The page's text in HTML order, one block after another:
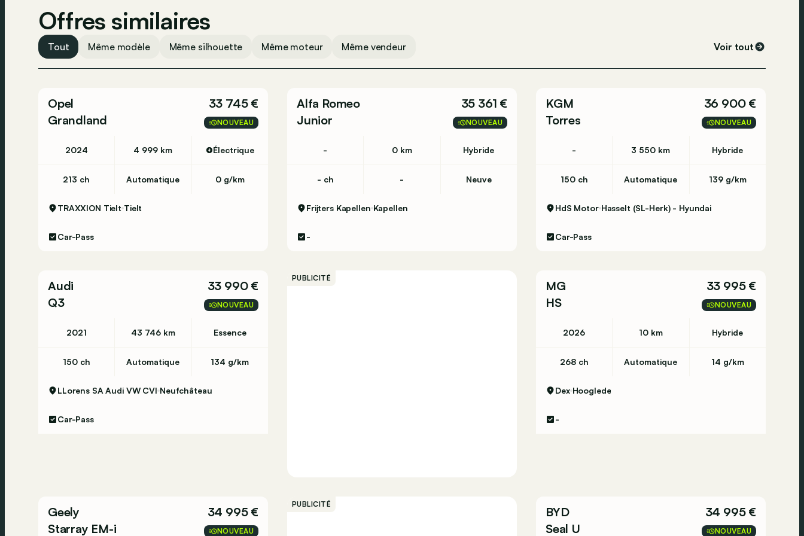
Offres similaires
Tout Même modèle Même silhouette Même moteur Même vendeur Voir tout
Opel
Grandland
33 745 €
NOUVEAU
2024 4 999 km Électrique
213 ch Automatique 0 g/km
TRAXXION Tielt Tielt
Car-Pass
Alfa Romeo
Junior
35 361 €
NOUVEAU
- 0 km Hybride
- ch - Neuve
Frijters Kapellen Kapellen
-
KGM
Torres
36 900 €
NOUVEAU
- 3 550 km Hybride
150 ch Automatique 139 g/km
HdS Motor Hasselt (SL-Herk) - Hyundai
Car-Pass
Audi
Q3
33 990 €
NOUVEAU
2021 43 746 km Essence
150 ch Automatique 134 g/km
LLorens SA Audi VW CVI Neufchâteau
Car-Pass
PUBLICITÉ
MG
HS
33 995 €
NOUVEAU
2026 10 km Hybride
268 ch Automatique 14 g/km
Dex Hooglede
-
Geely
Starray EM-i
34 995 €
NOUVEAU
PUBLICITÉ
BYD
Seal U
34 995 €
NOUVEAU